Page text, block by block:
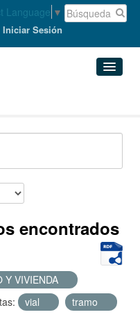
Language ▼
Iniciar Sesión
encontrados
Y VIVIENDA
vial tramo